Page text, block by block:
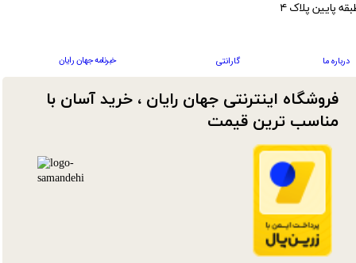
فروشگاه اینترنتی جهان رایان ، خرید آسان با
مناسب ترین قیمت​​​​​​​
درباره ما گارانتی خبرنامه جهان رایان
پایین پلاک ۴